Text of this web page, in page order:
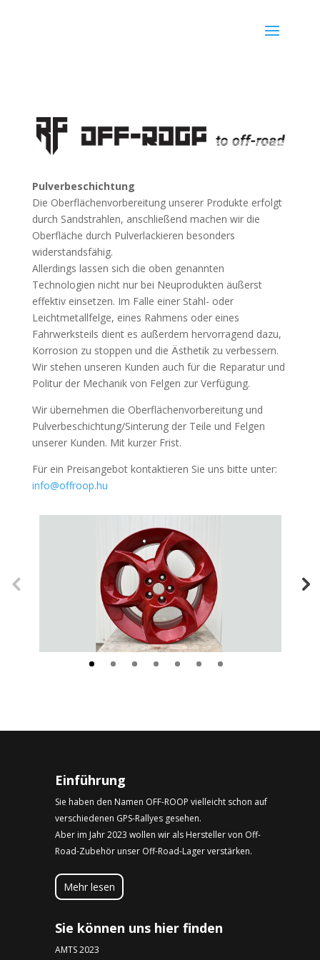
Pulverbeschichtung
Die Oberflächenvorbereitung unserer Produkte erfolgt
durch Sandstrahlen, anschließend machen wir die
Oberfläche durch Pulverlackieren besonders
widerstandsfähig.
Allerdings lassen sich die oben genannten
Technologien nicht nur bei Neuprodukten äußerst
effektiv einsetzen. Im Falle einer Stahl- oder
Leichtmetallfelge, eines Rahmens oder eines
Fahrwerksteils dient es außerdem hervorragend dazu,
Korrosion zu stoppen und die Ästhetik zu verbessern.
Wir stehen unseren Kunden auch für die Reparatur und
Politur der Mechanik von Felgen zur Verfügung.
Wir übernehmen die Oberflächenvorbereitung und
Pulverbeschichtung/Sinterung der Teile und Felgen
unserer Kunden. Mit kurzer Frist.
Für ein Preisangebot kontaktieren Sie uns bitte unter:
info@offroop.hu
Einführung
Sie haben den Namen OFF-ROOP vielleicht schon auf
verschiedenen GPS-Rallyes gesehen.
Aber im Jahr 2023 wollen wir als Hersteller von Off-
Road-Zubehör unser Off-Road-Lager verstärken.
Mehr lesen
Sie können uns hier finden
AMTS 2023